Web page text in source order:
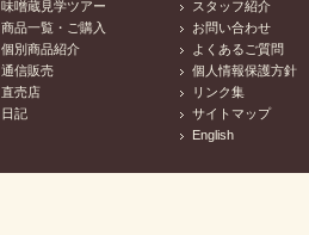
味噌蔵見学ツアー
商品一覧・ご購入
個別商品紹介
通信販売
直売店
日記
スタッフ紹介
お問い合わせ
よくあるご質問
個人情報保護方針
リンク集
サイトマップ
English